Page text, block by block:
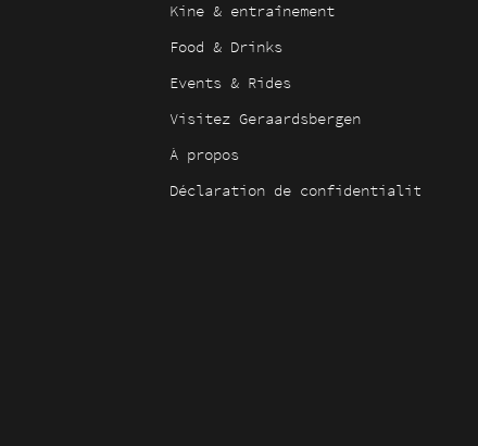
Kine & entraînement
Food & Drinks
Events & Rides
Visitez Geraardsbergen
À propos
Déclaration de confidentialité